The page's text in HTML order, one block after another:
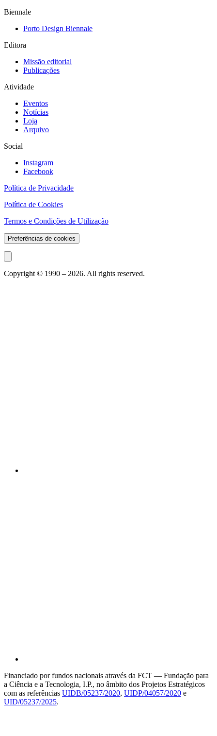
Biennale
Porto Design Biennale
Editora
Missão editorial
Publicações
Atividade
Eventos
Notícias
Loja
Arquivo
Social
Instagram
Facebook
Política de Privacidade
Política de Cookies
Termos e Condições de Utilização
Preferências de cookies
Copyright © 1990 – 2026. All rights reserved.
Financiado por fundos nacionais através da FCT — Fundação para
a Ciência e a Tecnologia, I.P., no âmbito dos Projetos Estratégicos
com as referências UIDB/05237/2020, UIDP/04057/2020 e
UID/05237/2025.